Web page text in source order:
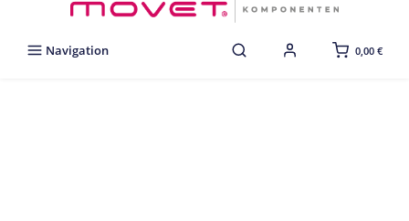
Navigation 0,00 €